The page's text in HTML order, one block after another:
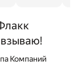
взываю!
Компаний